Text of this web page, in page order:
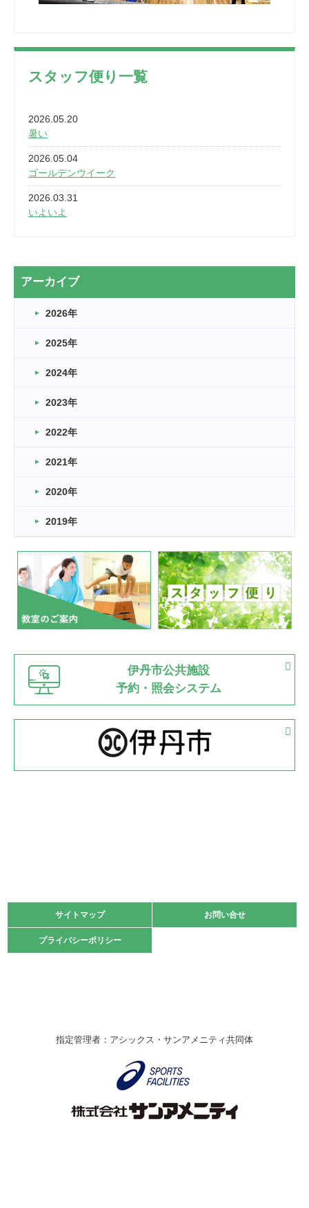
スタッフ便り一覧
2026.05.20
暑い
2026.05.04
ゴールデンウイーク
2026.03.31
いよいよ
2026.03.20
なぎなた
2026.03.16
車いすバスケとRくんのお話
卒業・卒園の季節★
2026.03.11
緑ケ丘体育館
2022.11.03
緑ケ丘体育館
いたっぼーる大会☆彡
緑ケ丘体育館
2022.07.03
市内総合体育大会が開始
緑ケ丘体育館 猪名川運動広場
古池運動広場
2022.06.12
県知事杯争奪バレーボール大会が開催
緑ケ丘体育館
2022.05.05
体育協会長杯 バドミントン競技の部
2022.05.22
緑ケ丘体育館
2021.10.23
卓球選手権大会ラージボールの部開催☆
伊丹市総合体育大会 バレーボール大会が開催されました
なわとびイベントを開催しました！
アーカイブ
2026年
2025年
2024年
2023年
2022年
2021年
2020年
2019年
伊丹市公共施設
予約・照会システム
サイトマップ お問い合せ
プライバシーポリシー
サイトマップ お問い合せ
プライバシーポリシー
指定管理者：アシックス・サンアメニティ共同体